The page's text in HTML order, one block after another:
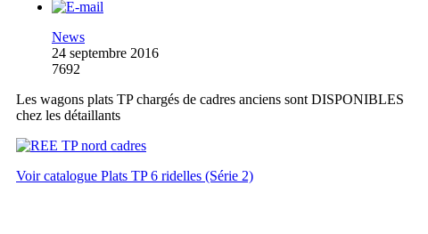
News
24 septembre 2016
7692
Les wagons plats TP chargés de cadres anciens sont DISPONIBLES
chez les détaillants
Voir catalogue Plats TP 6 ridelles (Série 2)